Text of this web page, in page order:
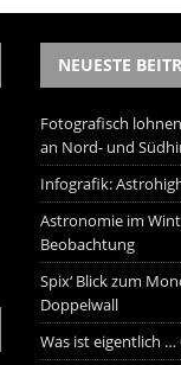
NEUESTE
Fotografisch
an Nord- und
Infografik:
Astronomie im
Beobachtung
Spix‘ Blick zum
Doppelwall
Was ist eigentlich …